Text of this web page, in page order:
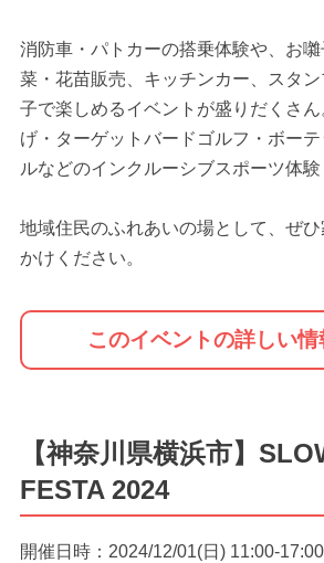
消防車・パトカーの搭乗体験や、お
菜・花苗販売、キッチンカー、スタ
子で楽しめるイベントが盛りだくさ
げ・ターゲットバードゴルフ・ボー
ルなどのインクルーシブスポーツ体験
地域住民のふれあいの場として、ぜ
かけください。
このイベントの詳しい情
【神奈川県横浜市】
FESTA 2024
開催日時：2024/12/01(日) 11:00-17:00